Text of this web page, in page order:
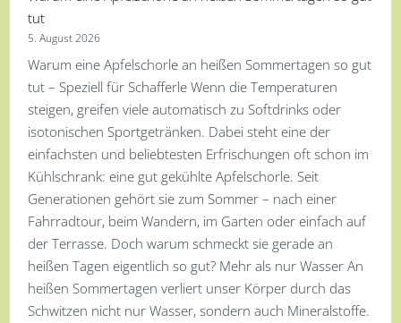
tut
5. August 2026
Warum eine Apfelschorle an heißen Sommertagen so gut
tut – Speziell für Schafferle Wenn die Temperaturen
steigen, greifen viele automatisch zu Softdrinks oder
isotonischen Sportgetränken. Dabei steht eine der
einfachsten und beliebtesten Erfrischungen oft schon im
Kühlschrank: eine gut gekühlte Apfelschorle. Seit
Generationen gehört sie zum Sommer – nach einer
Fahrradtour, beim Wandern, im Garten oder einfach auf
der Terrasse. Doch warum schmeckt sie gerade an
heißen Tagen eigentlich so gut? Mehr als nur Wasser An
heißen Sommertagen verliert unser Körper durch das
Schwitzen nicht nur Wasser, sondern auch Mineralstoffe.